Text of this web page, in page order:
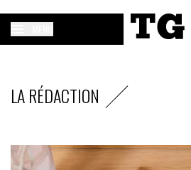
LA RÉDACTION